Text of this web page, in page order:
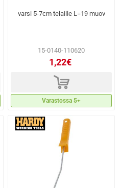
varsi 5-7cm telaille L=19 muov
15-0140-110620
1,22€
d
Varastossa 5+